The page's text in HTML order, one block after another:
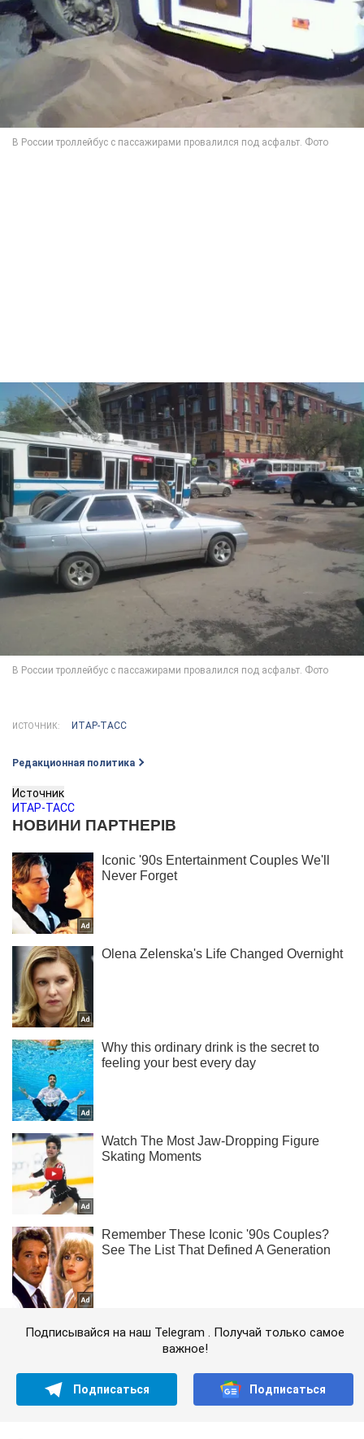
ИСТОЧНИК: ИТАР-ТАСС
Редакционная политика
Источник
ИТАР-ТАСС
Подписывайся на наш Telegram . Получай только самое
важное!
Подписаться Подписаться